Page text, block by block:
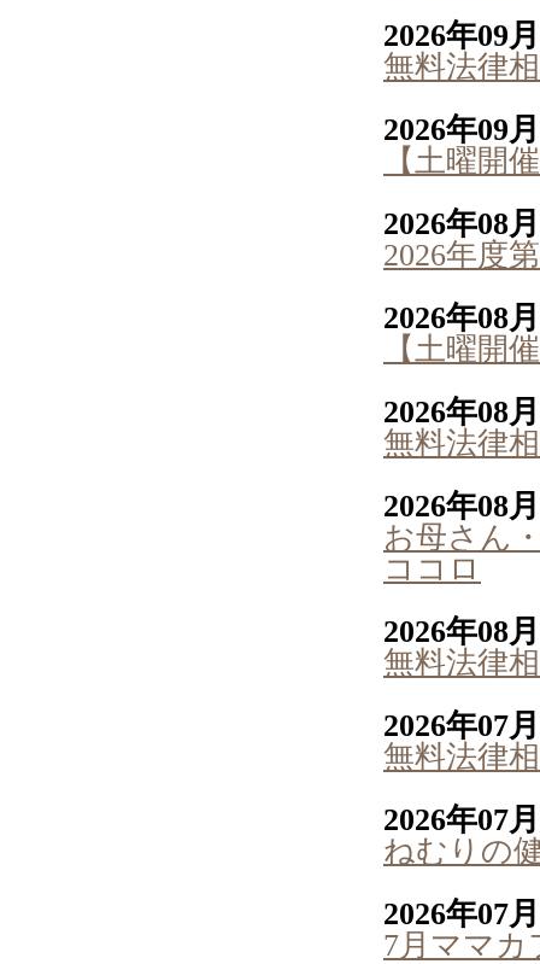
2026年09
無料法律
2026年09
【土曜開
2026年08
2026年度
2026年08
【土曜開
2026年08
無料法律
2026年08
お母さん
ココロ
2026年08
無料法律
2026年07
無料法律
2026年07
ねむりの
2026年07
7月ママ